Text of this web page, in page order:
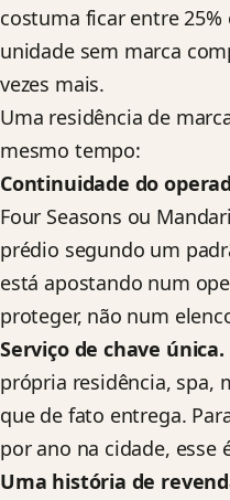
costuma ficar entre 25%
unidade sem marca
vezes mais.
Uma residência de
mesmo tempo:
Continuidade do
Four Seasons ou
prédio segundo um
está apostando num
proteger, não num
Serviço de chave única.
própria residência, spa,
que de fato entrega.
por ano na cidade, esse
Uma história de